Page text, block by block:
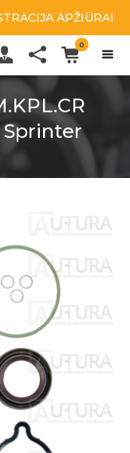
APŽIŪRAI
0
Sprinter